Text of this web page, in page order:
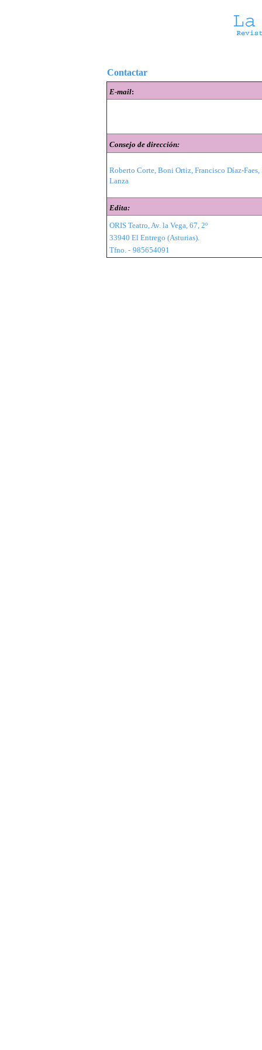
Contactar
E-mail:
Consejo de dirección:
Roberto Corte, Boni Ortiz, Francisco Díaz-Faes,
Lanza
Edita:
ORIS Teatro, Av. la Vega, 67, 2º
33940 El Entrego (Asturias).
Tfno. - 985654091